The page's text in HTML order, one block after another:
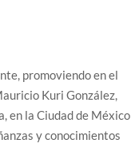
promoviendo en el
Kuri González,
en la Ciudad de México
y conocimientos